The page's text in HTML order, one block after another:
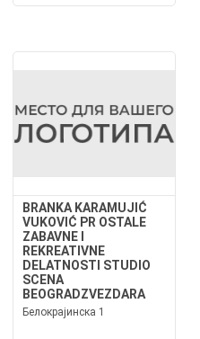
BRANKA KARAMUJIĆ
VUKOVIĆ PR OSTALE
ZABAVNE I
REKREATIVNE
DELATNOSTI STUDIO
SCENA
BEOGRADZVEZDARA
Белокрајинска 1